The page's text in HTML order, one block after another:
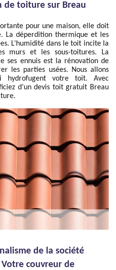
de toiture sur Breau
pour une maison, elle doit
La déperdition thermique et les
L’humidité dans le toit incite la
murs et les sous-toitures. La
ses ennuis est la rénovation de
les parties usées. Nous allons
hydrofugent votre toit. Avec
d’un devis toit gratuit Breau
de la société
Votre couvreur de